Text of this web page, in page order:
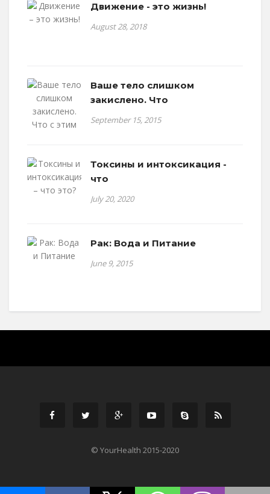
Движение - это жизнь!
August 28, 2018
Ваше тело слишком
закислено. Что
September 15, 2015
Токсины и интоксикация -
что
July 20, 2020
Рак: Вода и Питание
June 9, 2015
© YourHealth 2015-2020